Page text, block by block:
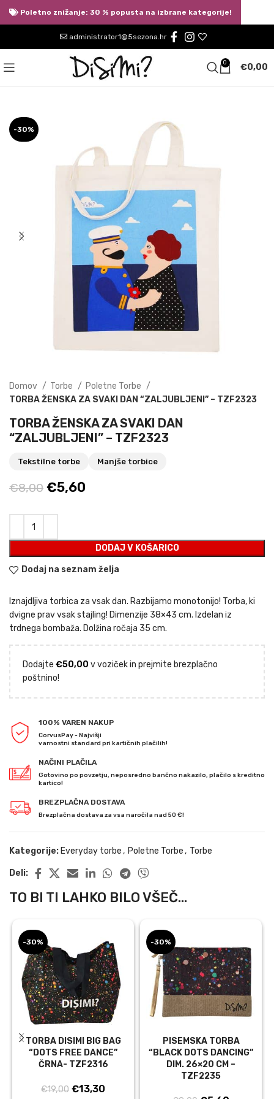
administrator1@5sezona.hr
0 €0,00
-30%
Domov Torbe
Poletne Torbe
TORBA ŽENSKA ZA SVAKI DAN “ZALJUBLJENI” – TZF2323
TORBA ŽENSKA ZA SVAKI DAN
“ZALJUBLJENI” – TZF2323
Tekstilne torbe Manjše torbice
€8,00 Izvirna
je
bila:
€8,00.
€5,60
DODAJ V KOŠARICO
Dodaj na seznam želja
Iznajdljiva torbica za vsak dan. Razbijamo monotonijo! Torba, ki
dvigne prav vsak stajling! Dimenzije 38×43 cm. Izdelan iz
trdnega bombaža. Dolžina ročaja 35 cm.
Dodajte €50,00 v voziček in prejmite brezplačno
poštnino!
100% VAREN NAKUP
CorvusPay - Najvišji
varnostni standard pri kartičnih plačilih!
NAČINI PLAČILA
Gotovino po povzetju, neposredno bančno nakazilo, plačilo s kreditno
kartico!
BREZPLAČNA DOSTAVA
Brezplačna dostava za vsa naročila nad 50 €!
Kategorije: Everyday torbe, Poletne Torbe, Torbe
Deli:
TO BI TI LAHKO BILO VŠEČ...
-30%
TORBA DISIMI BIG BAG
“DOTS FREE DANCE”
ČRNA- TZF2316
€19,00 Izvirna
€13,30
-30%
PISEMSKA TORBA
“BLACK DOTS DANCING”
DIM. 26×20 CM –
TZF2235
Poletno znižanje: 30 % popusta na izbrane kategorije!